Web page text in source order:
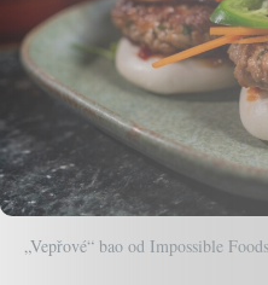
„Vepřové“ bao od Impossible Foods